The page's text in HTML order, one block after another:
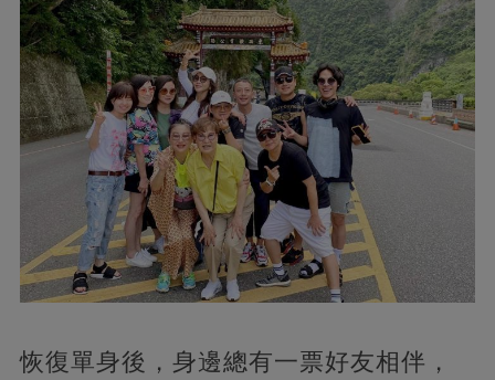
恢復單身後，身邊總有一票好友相伴，